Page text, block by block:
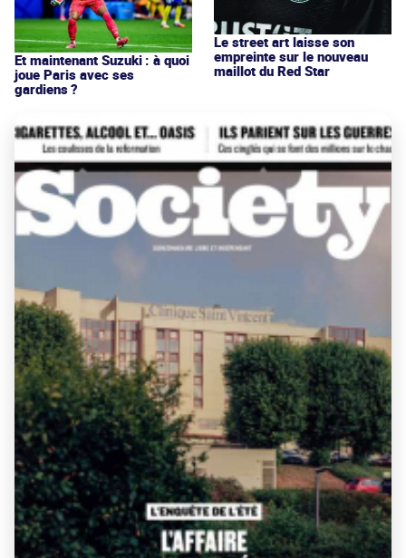
Et maintenant Suzuki : à quoi
joue Paris avec ses
gardiens ?
Le street art laisse son
empreinte sur le nouveau
maillot du Red Star